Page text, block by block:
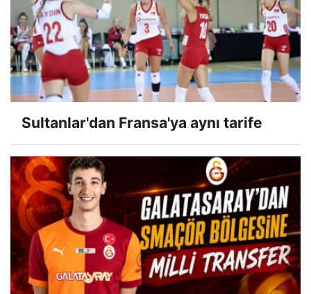
Sultanlar'dan Fransa'ya aynı tarife